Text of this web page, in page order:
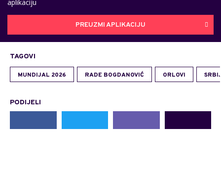
aplikaciju
PREUZMI APLIKACIJU
TAGOVI
MUNDIJAL 2026 RADE BOGDANOVIĆ ORLOVI
PODIJELI